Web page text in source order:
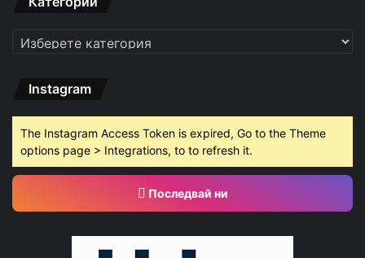
Категории
Instagram
The Instagram Access Token is expired, Go to the Theme
options page > Integrations, to to refresh it.
Последвай ни